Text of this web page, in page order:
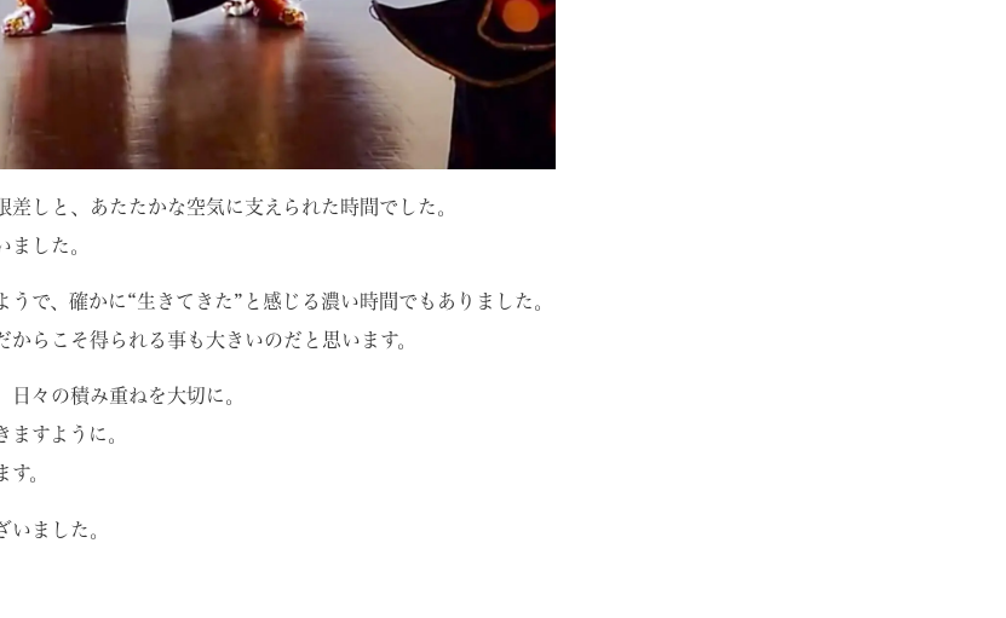
差しと、あたたかな空気に支えられた時間でした。
ました。
うで、確かに“生きてきた”と感じる濃い時間でもありました。
からこそ得られる事も大きいのだと思います。
々の積み重ねを大切に。
ますように。
。
いました。